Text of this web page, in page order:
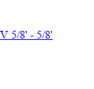
5/8' - 5/8'